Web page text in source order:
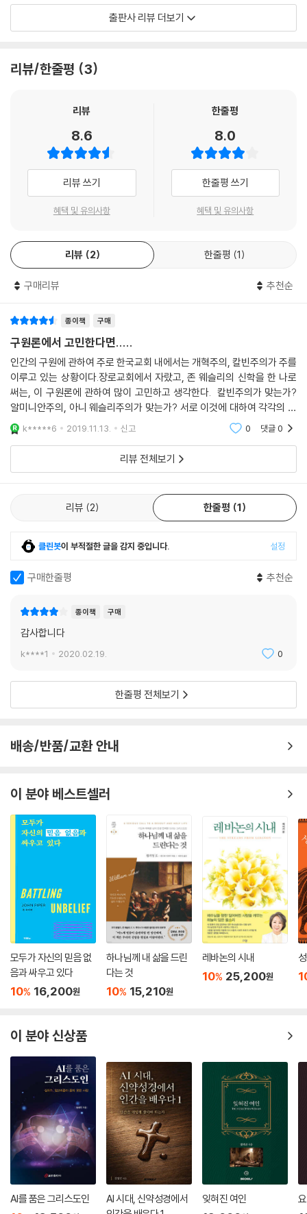
나님의 손을 의미한다. 원서의 제목은 ‘하나님의 주권’과 ‘의미 있는 인간의
선택’이 아름답게 조화를 이룰 수 있다는 것을 보여준다. 즉 인간의 작은 손
의자들은 인간과 하나님을 동등한 존재의 협력적 사역을 강조하는 것처럼
르겠다. 하나님의 손은 우리보다 휠씬 더 많은 영역을 다스리신다. 그리고
원하신다면 언제라도 그가 잡은 손에 힘을 주시거나 힘을 푸실 수도 있다.
반면에 알미니안주의자들은 인간을 어린 자녀의 위치에 두고 어린 자녀의
‘선택’은 기본적으로 부모에게 완벽하게 통제된다는 의미가 풍긴다고 이
제목에 실망할 수도 있다. 나는 그런 사람에게 부모의 손을 잡고 있는 어린
켜주고 싶다”.
하나님의 주권과 인간의 선택의 문제는 신학적으로 가장 어려운 주제에 해
당하며 또한 철저히 개인적인 문제이기도 하다고 저자는 말한다. 이 책에
하는데 종종 방해물이 되었다고 지적한다. 자기 입장에 맞게 선별한 성경
구절로 일방적인 주장을 하는 대신 그는 성경 전체에 비추어 이 주제에 접
근하고 검토한다. 또한 그는 이 주제를 논쟁적으로 다루기보다는 두 가지
입장이 건강하게 종합될 수 있는 길을 모색한다. 그래서 이 책은 ‘하나님의
주권’과 ‘의미 있는 인간의 선택’이 아름답게 조화를 이룰 수 있는 이유를
알려준다. ‘하나님의 주권’과 ‘인간의 선택’이라는 주제에 대해서 한 번도
생각해 본 적이 없는 독자들일지라도 이 주제를 공부하는 것이 영적으로
매우 유익할뿐더러 흥미진진한 일임을 알게 될 것이다. 나아가 주권자 되
시는 하나님을 기쁨으로 섬기는 ‘선택’을 하게 될 것이다.
저자는 열린 태도로 각 주장의 장점과 단점을 이해하며 서로를 용납함으로
-권준 목사(시애틀 형제교회 담임)
랜디 알콘의 표현대로 우리는 “천박한 시대에 하찮은 사람이 되지 않기 위
-이재훈 목사(온누리교회 담임)
평소 교리적인 논쟁에 대해 기피하는 성향을 갖고 있던 독자라면, 이 책을
에 대한 따뜻한 배려까지 느낄 수 있을 것이다.
-장경철 교수(서울여자대학교 기독교학과)
출판사 리뷰 더보기
리뷰/한줄평 3
리뷰
8.6
리뷰 쓰기
혜택 및 유의사항
한줄평
8.0
한줄평 쓰기
혜택 및 유의사항
리뷰 2 한줄평 1
구매리뷰 추천순
종이책 구매
구원론에서 고민한다면.....
인간의 구원에 관하여 주로 한국교회 내에서는 개혁주의, 칼빈주의가 주를
이루고 있는 상황이다.장로교회에서 자랐고, 존 웨슬리의 신학을 한 나로
써는, 이 구원론에 관하여 많이 고민하고 생각한다. 칼빈주의가 맞는가?
알미니안주의, 아니 웨슬리주의가 맞는가? 서로 이것에 대하여 각각의 성
경구절이 증거하고 있고, 또한 어떤 구절에 대하여는 상반된 관점으로 서
로의 신학에 맞게
k*****6 2019.11.13. 신고 0 댓글0
리뷰 전체보기
리뷰 2 한줄평 1
클린봇이 부적절한 글을 감지 중입니다. 설정
구매한줄평 추천순
종이책 구매
감사합니다
k****1 2020.02.19. 0
한줄평 전체보기
배송/반품/교환 안내
이 분야 베스트셀러
모두가 자신의 믿음 없
음과 싸우고 있다
10% 16,200원
하나님께 내 삶을 드린
다는 것
10% 15,210원
레바논의 시내
10% 25,200원
이 분야 신상품
AI를 품은 그리스도인
AI 시대, 신약성경에서
잊혀진 여인